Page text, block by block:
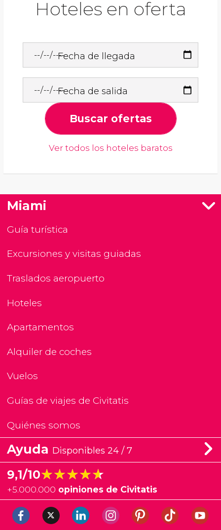
Hoteles en oferta
Fecha de llegada
Fecha de salida
Buscar ofertas
Ver todos los hoteles baratos
Miami
Guía turística
Excursiones y visitas guiadas
Traslados aeropuerto
Hoteles
Apartamentos
Alquiler de coches
Vuelos
Guías de viajes de Civitatis
Quiénes somos
Ayuda Disponibles 24 / 7
9,1/10★★★★★
★★★★★
+5.000.000 opiniones de Civitatis